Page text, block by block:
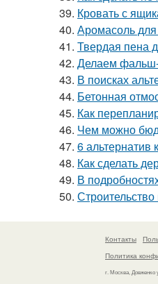
39. Кровать с
40. Аромасоль
41. Твердая пена
42. Делаем фальш-
43. В поисках
44. Бетонная
45. Как
46. Чем можно
47. 6
48. Как сделать
49. В
50.
Контакты
Политика
г. Москва,